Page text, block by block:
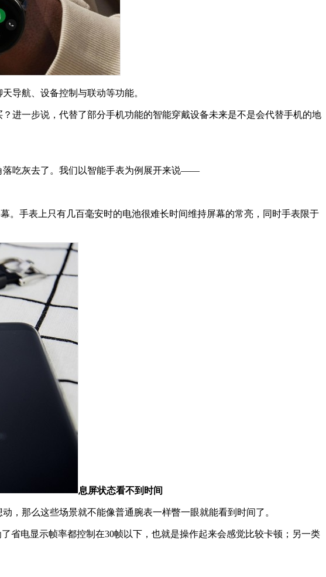
导航、设备控制与联动等功能。
进一步说，代替了部分手机功能的智能穿戴设备未来是不是会代替手机的地
落吃灰去了。我们以智能手表为例展开来说——
。手表上只有几百毫安时的电池很难长时间维持屏幕的常亮，同时手表限于
息屏状态看不到时间
，那么这些场景就不能像普通腕表一样瞥一眼就能看到时间了。
省电显示帧率都控制在30帧以下，也就是操作起来会感觉比较卡顿；另一类